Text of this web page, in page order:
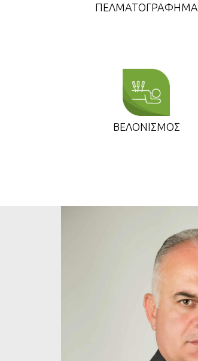
ΠΕΛΜΑΤΟΓΡΑΦΗΜΑ
ΒΕΛΟΝΙΣΜΟΣ
Βιογραφικό